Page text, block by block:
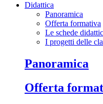
Didattica
Panoramica
Offerta formativa
Le schede
I progetti delle
Panoramica
Offerta